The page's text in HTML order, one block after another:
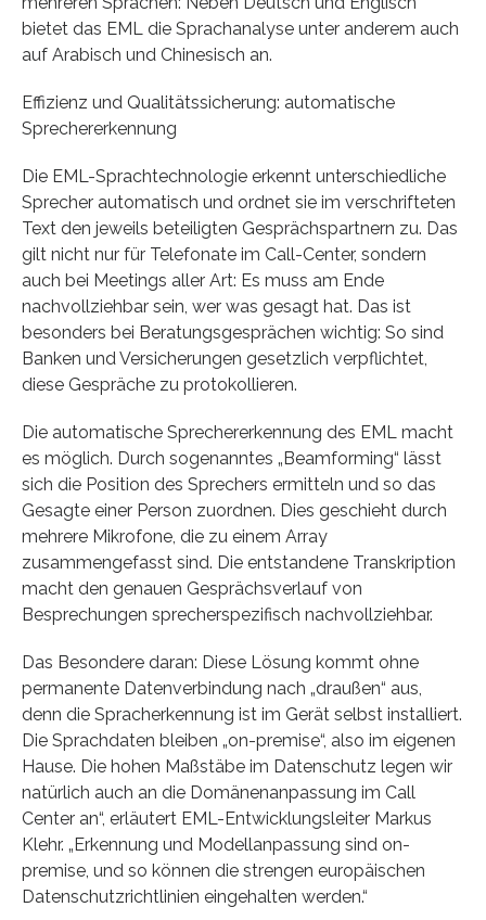
bietet das EML die Sprachanalyse unter anderem auch
auf Arabisch und Chinesisch an.
Effizienz und Qualitätssicherung: automatische
Sprechererkennung
Die EML-Sprachtechnologie erkennt unterschiedliche
Sprecher automatisch und ordnet sie im verschrifteten
Text den jeweils beteiligten Gesprächspartnern zu. Das
gilt nicht nur für Telefonate im Call-Center, sondern
auch bei Meetings aller Art: Es muss am Ende
nachvollziehbar sein, wer was gesagt hat. Das ist
besonders bei Beratungsgesprächen wichtig: So sind
Banken und Versicherungen gesetzlich verpflichtet,
diese Gespräche zu protokollieren.
Die automatische Sprechererkennung des EML macht
es möglich. Durch sogenanntes „Beamforming“ lässt
sich die Position des Sprechers ermitteln und so das
Gesagte einer Person zuordnen. Dies geschieht durch
mehrere Mikrofone, die zu einem Array
zusammengefasst sind. Die entstandene Transkription
macht den genauen Gesprächsverlauf von
Besprechungen sprecherspezifisch nachvollziehbar.
Das Besondere daran: Diese Lösung kommt ohne
permanente Datenverbindung nach „draußen“ aus,
denn die Spracherkennung ist im Gerät selbst installiert.
Die Sprachdaten bleiben „on-premise“, also im eigenen
Hause. Die hohen Maßstäbe im Datenschutz legen wir
natürlich auch an die Domänenanpassung im Call
Center an“, erläutert EML-Entwicklungsleiter Markus
Klehr. „Erkennung und Modellanpassung sind on-
premise, und so können die strengen europäischen
Datenschutzrichtlinien eingehalten werden.“